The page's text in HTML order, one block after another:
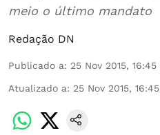
meio o último mandato
Redação DN
Publicado a: 25 Nov 2015, 16:45
Atualizado a: 25 Nov 2015, 16:45